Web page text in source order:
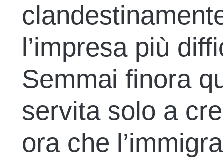
l’impresa più
Semmai finora
servita solo a
ora che